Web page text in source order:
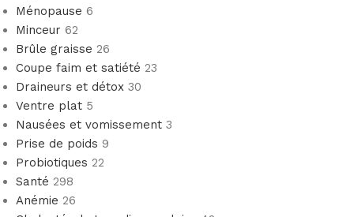
Ménopause 6
Minceur 62
Brûle graisse 26
Coupe faim et satiété 23
Draineurs et détox 30
Ventre plat 5
Nausées et vomissement 3
Prise de poids 9
Probiotiques 22
Santé 298
Anémie 26